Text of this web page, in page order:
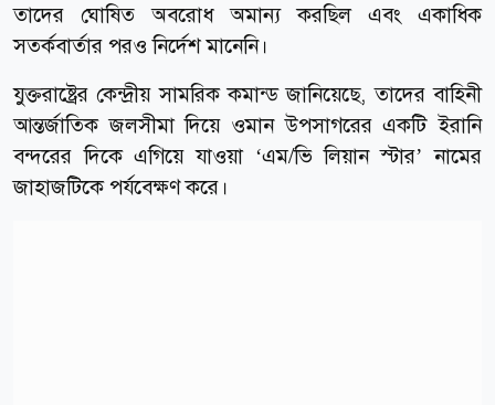
তাদের ঘোষিত অবরোধ অমান্য করছিল এবং একাধিক
সতর্কবার্তার পরও নির্দেশ মানেনি।
যুক্তরাষ্ট্রের কেন্দ্রীয় সামরিক কমান্ড জানিয়েছে, তাদের বাহিনী
আন্তর্জাতিক জলসীমা দিয়ে ওমান উপসাগরের একটি ইরানি
বন্দরের দিকে এগিয়ে যাওয়া ‘এম/ভি লিয়ান স্টার’ নামের
জাহাজটিকে পর্যবেক্ষণ করে।